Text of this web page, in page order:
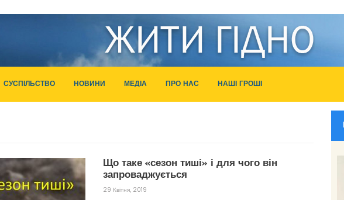
СУСПІЛЬСТВО НОВИНИ МЕДІА ПРО НАС НАШІ ГРОШІ
Що таке «сезон тиші» і для чого він
запроваджується
29 Квітня, 2019